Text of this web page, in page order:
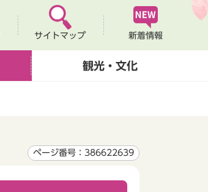
サイトマップ 新着情報
観光・文化
ページ番号：386622639